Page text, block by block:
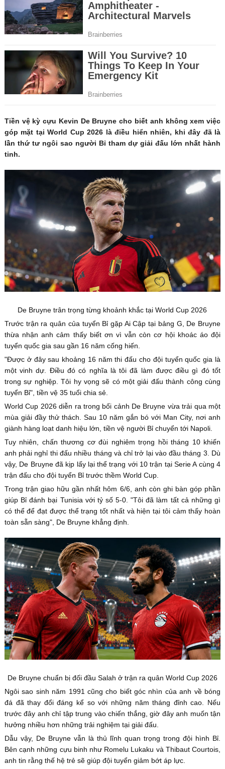
Tiền vệ kỳ cựu Kevin De Bruyne cho biết anh không xem việc
góp mặt tại World Cup 2026 là điều hiển nhiên, khi đây đã là
lần thứ tư ngôi sao người Bỉ tham dự giải đấu lớn nhất hành
tinh.
De Bruyne trân trọng từng khoảnh khắc tại World Cup 2026
Trước trận ra quân của tuyển Bỉ gặp Ai Cập tại bảng G, De Bruyne
thừa nhận anh cảm thấy biết ơn vì vẫn còn cơ hội khoác áo đội
tuyển quốc gia sau gần 16 năm cống hiến.
"Được ở đây sau khoảng 16 năm thi đấu cho đội tuyển quốc gia là
một vinh dự. Điều đó có nghĩa là tôi đã làm được điều gì đó tốt
trong sự nghiệp. Tôi hy vọng sẽ có một giải đấu thành công cùng
tuyển Bỉ", tiền vệ 35 tuổi chia sẻ.
World Cup 2026 diễn ra trong bối cảnh De Bruyne vừa trải qua một
mùa giải đầy thử thách. Sau 10 năm gắn bó với Man City, nơi anh
giành hàng loạt danh hiệu lớn, tiền vệ người Bỉ chuyển tới Napoli.
Tuy nhiên, chấn thương cơ đùi nghiêm trọng hồi tháng 10 khiến
anh phải nghỉ thi đấu nhiều tháng và chỉ trở lại vào đầu tháng 3. Dù
vậy, De Bruyne đã kịp lấy lại thể trạng với 10 trận tại Serie A cùng 4
trận đấu cho đội tuyển Bỉ trước thềm World Cup.
Trong trận giao hữu gần nhất hôm 6/6, anh còn ghi bàn góp phần
giúp Bỉ đánh bại Tunisia với tỷ số 5-0. "Tôi đã làm tất cả những gì
có thể để đạt được thể trạng tốt nhất và hiện tại tôi cảm thấy hoàn
toàn sẵn sàng", De Bruyne khẳng định.
De Bruyne chuẩn bị đối đầu Salah ở trận ra quân World Cup 2026
Ngôi sao sinh năm 1991 cũng cho biết góc nhìn của anh về bóng
đá đã thay đổi đáng kể so với những năm tháng đỉnh cao. Nếu
trước đây anh chỉ tập trung vào chiến thắng, giờ đây anh muốn tận
hưởng nhiều hơn những trải nghiệm tại giải đấu.
Dẫu vậy, De Bruyne vẫn là thủ lĩnh quan trọng trong đội hình Bỉ.
Bên cạnh những cựu binh như Romelu Lukaku và Thibaut Courtois,
anh tin rằng thế hệ trẻ sẽ giúp đội tuyển giảm bớt áp lực.